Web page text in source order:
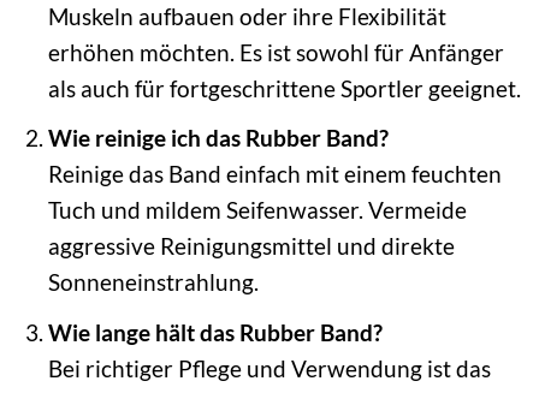
Muskeln aufbauen oder ihre Flexibilität
erhöhen möchten. Es ist sowohl für Anfänger
als auch für fortgeschrittene Sportler geeignet.
Wie reinige ich das Rubber Band?
Reinige das Band einfach mit einem feuchten
Tuch und mildem Seifenwasser. Vermeide
aggressive Reinigungsmittel und direkte
Sonneneinstrahlung.
Wie lange hält das Rubber Band?
Bei richtiger Pflege und Verwendung ist das